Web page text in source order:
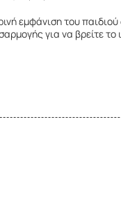
εμφάνιση του
για να βρείτε το